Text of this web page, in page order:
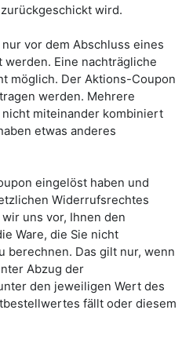
wird.
vor dem Abschluss eines
Eine nachträgliche
möglich. Der Aktions-Coupon
werden. Mehrere
miteinander kombiniert
etwas anderes
eingelöst haben und
Widerrufsrechtes
uns vor, Ihnen den
Ware, die Sie nicht
berechnen. Das gilt nur, wenn
Abzug der
den jeweiligen Wert des
fällt oder diesem